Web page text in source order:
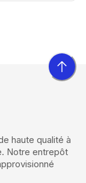
haute qualité à
Notre entrepôt